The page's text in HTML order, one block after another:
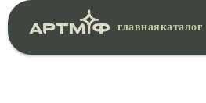
главнаякаталог